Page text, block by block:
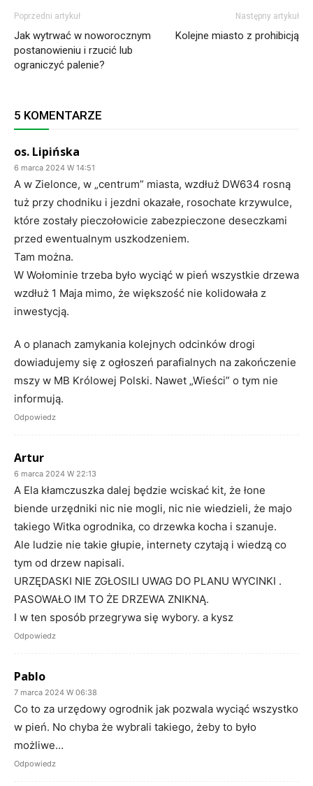
Poprzedni artykuł
Jak wytrwać w noworocznym
postanowieniu i rzucić lub
ograniczyć palenie?
Następny artykuł
Kolejne miasto z prohibicją
5 KOMENTARZE
os. Lipińska
6 marca 2024 W 14:51
A w Zielonce, w „centrum” miasta, wzdłuż DW634 rosną
tuż przy chodniku i jezdni okazałe, rosochate krzywulce,
które zostały pieczołowicie zabezpieczone deseczkami
przed ewentualnym uszkodzeniem.
Tam można.
W Wołominie trzeba było wyciąć w pień wszystkie drzewa
wzdłuż 1 Maja mimo, że większość nie kolidowała z
inwestycją.
A o planach zamykania kolejnych odcinków drogi
dowiadujemy się z ogłoszeń parafialnych na zakończenie
mszy w MB Królowej Polski. Nawet „Wieści” o tym nie
informują.
Odpowiedz
Artur
6 marca 2024 W 22:13
A Ela kłamczuszka dalej będzie wciskać kit, że łone
biende urzędniki nic nie mogli, nic nie wiedzieli, że majo
takiego Witka ogrodnika, co drzewka kocha i szanuje.
Ale ludzie nie takie głupie, internety czytają i wiedzą co
tym od drzew napisali.
URZĘDASKI NIE ZGŁOSILI UWAG DO PLANU WYCINKI .
PASOWAŁO IM TO ŻE DRZEWA ZNIKNĄ.
I w ten sposób przegrywa się wybory. a kysz
Odpowiedz
Pablo
7 marca 2024 W 06:38
Co to za urzędowy ogrodnik jak pozwala wyciąć wszystko
w pień. No chyba że wybrali takiego, żeby to było
możliwe…
Odpowiedz